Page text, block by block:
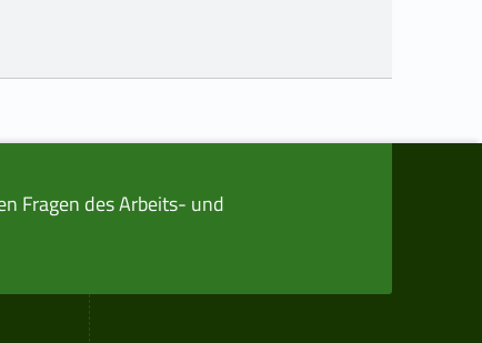
Fragen des Arbeits- und